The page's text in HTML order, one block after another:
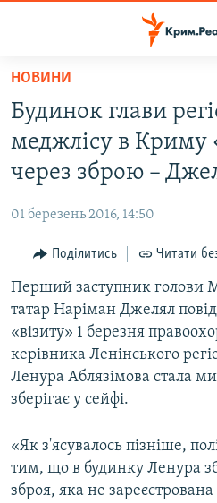
Перейти
основного
матеріалу
основної
навігації
Перейти
пошуку
ВОДА.КРИМ
ВІДЕО ТА ФОТО
БЛОГИ
ПОГЛЯД
ІНТЕРВ'Ю
ВСЕ ЗА ДЕНЬ
СПЕЦПРОЕКТИ
ДЕПОРТАЦІЯ
СВІДЧЕННЯ ОКУПАЦІЇ
ЯК ОБІЙТИ БЛОКУВАННЯ
Qırımtatar
НОВИНИ
Будинок глави
меджлісу в Криму
через зброю –
01 березень 2016, 14:50
Поділитись Читати
Перший заступник голови
татар Наріман Джелял
«візиту» 1 березня
керівника Ленінського
Ленура Аблязімова стала
зберігає у сейфі.
«Як з'ясувалось пізніше,
тим, що в будинку Ленура
зброя, яка не